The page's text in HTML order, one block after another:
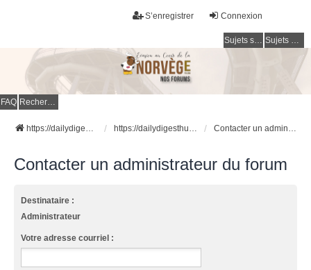
Connexion
S’enregistrer
Sujets sans réponse Sujets actifs
FAQ Rechercher
https://dailydigesthub.com https://dailydigesthub.com Contacter un administrateur du forum
Contacter un administrateur du forum
Destinataire :
Administrateur
Votre adresse courriel :